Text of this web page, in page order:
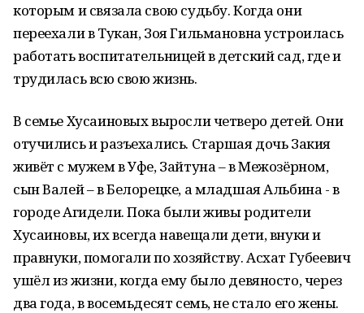
которым и связала свою судьбу. Когда они
переехали в Тукан, Зоя Гильмановна устроилась
работать воспитательницей в детский сад, где и
трудилась всю свою жизнь.
В семье Хусаиновых выросли четверо детей. Они
отучились и разъехались. Старшая дочь Закия
живёт с мужем в Уфе, Зайтуна – в Межозёрном,
сын Валей – в Белорецке, а младшая Альбина - в
городе Агидели. Пока были живы родители
Хусаиновы, их всегда навещали дети, внуки и
правнуки, помогали по хозяйству. Асхат Губеевич
ушёл из жизни, когда ему было девяносто, через
два года, в восемьдесят семь, не стало его жены.